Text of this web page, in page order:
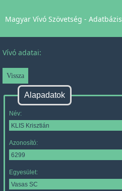
Magyar Vívó Szövetség - Adatbázis
Vívó adatai:
Alapadatok
Név:
Azonosító:
Egyesület: